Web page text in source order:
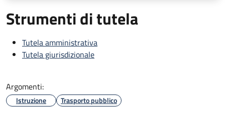
Strumenti di tutela
Tutela amministrativa
Tutela giurisdizionale
Argomenti:
Istruzione Trasporto pubblico